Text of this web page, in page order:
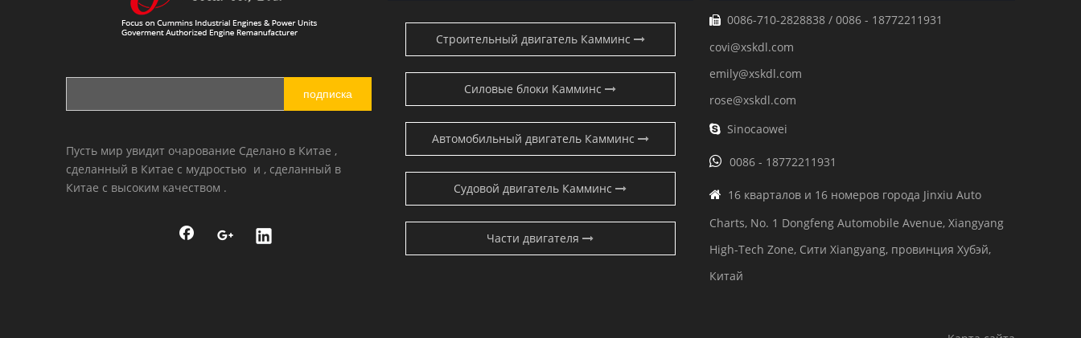
подписка
Пусть мир увидит очарование Сделано в Китае ,
сделанный в Китае с мудростью и , сделанный в
Китае с высоким качеством .
Строительный двигатель Камминс
Силовые блоки Камминс
Автомобильный двигатель Камминс
Судовой двигатель Камминс
Части двигателя
 0086-710-2828838 / 0086 - 18772211931
covi@xskdl.com
emily@xskdl.com
rose@xskdl.com
 Sinocaowei
 0086 - 18772211931
 16 кварталов и 16 номеров города Jinxiu Auto
Charts, No. 1 Dongfeng Automobile Avenue, Xiangyang
High-Tech Zone, Сити Xiangyang, провинция Хубэй,
Китай